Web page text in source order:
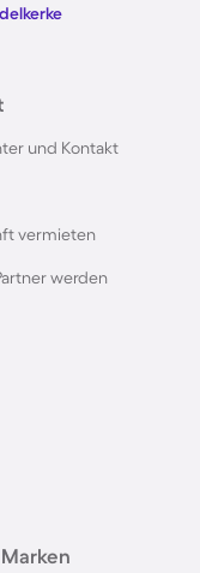
und Kontakt
vermieten
werden